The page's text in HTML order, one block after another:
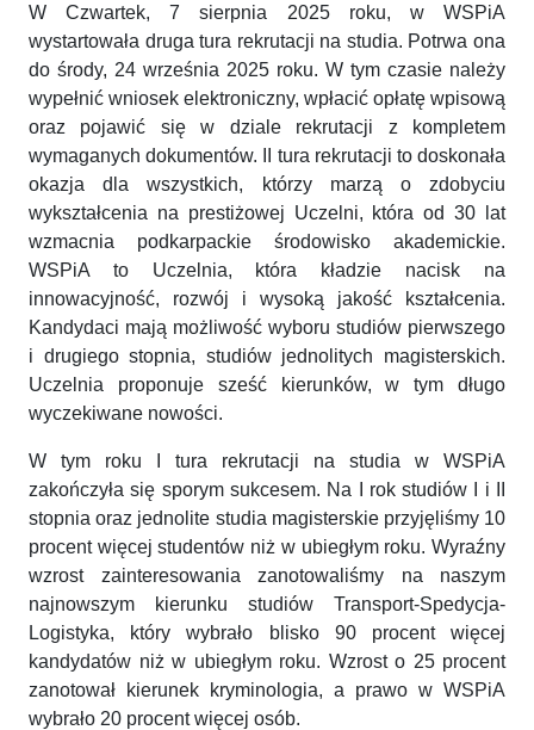
W Czwartek, 7 sierpnia 2025 roku, w WSPiA
wystartowała druga tura rekrutacji na studia. Potrwa ona
do środy, 24 września 2025 roku. W tym czasie należy
wypełnić wniosek elektroniczny, wpłacić opłatę wpisową
oraz pojawić się w dziale rekrutacji z kompletem
wymaganych dokumentów. II tura rekrutacji to doskonała
okazja dla wszystkich, którzy marzą o zdobyciu
wykształcenia na prestiżowej Uczelni, która od 30 lat
wzmacnia podkarpackie środowisko akademickie.
WSPiA to Uczelnia, która kładzie nacisk na
innowacyjność, rozwój i wysoką jakość kształcenia.
Kandydaci mają możliwość wyboru studiów pierwszego
i drugiego stopnia, studiów jednolitych magisterskich.
Uczelnia proponuje sześć kierunków, w tym długo
wyczekiwane nowości.
W tym roku I tura rekrutacji na studia w WSPiA
zakończyła się sporym sukcesem. Na I rok studiów I i II
stopnia oraz jednolite studia magisterskie przyjęliśmy 10
procent więcej studentów niż w ubiegłym roku. Wyraźny
wzrost zainteresowania zanotowaliśmy na naszym
najnowszym kierunku studiów Transport-Spedycja-
Logistyka, który wybrało blisko 90 procent więcej
kandydatów niż w ubiegłym roku. Wzrost o 25 procent
zanotował kierunek kryminologia, a prawo w WSPiA
wybrało 20 procent więcej osób.